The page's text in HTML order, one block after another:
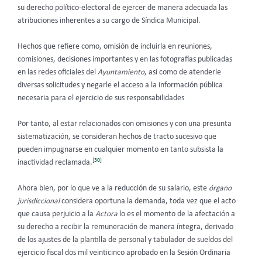
su derecho político-electoral de ejercer de manera adecuada las
atribuciones inherentes a su cargo de Síndica Municipal.
Hechos que refiere como, omisión de incluirla en reuniones,
comisiones, decisiones importantes y en las fotografías publicadas
en las redes oficiales del Ayuntamiento, así como de atenderle
diversas solicitudes y negarle el acceso a la información pública
necesaria para el ejercicio de sus responsabilidades
Por tanto, al estar relacionados con omisiones y con una presunta
sistematización, se consideran hechos de tracto sucesivo que
pueden impugnarse en cualquier momento en tanto subsista la
inactividad reclamada.[30]
Ahora bien, por lo que ve a la reducción de su salario, este órgano
jurisdiccionalconsidera oportuna la demanda, toda vez que el acto
que causa perjuicio a la Actora lo es el momento de la afectación a
su derecho a recibir la remuneración de manera íntegra, derivado
de los ajustes de la plantilla de personal y tabulador de sueldos del
ejercicio fiscal dos mil veinticinco aprobado en la Sesión Ordinaria